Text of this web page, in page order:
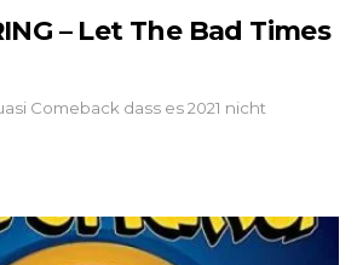
– Let The Bad Times
Comeback dass es 2021 nicht